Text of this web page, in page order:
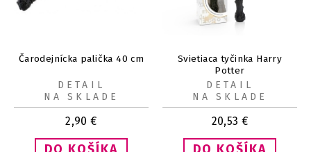
Čarodejnícka palička 40 cm
2,90 €
DETAIL
NA SKLADE
Svietiaca tyčinka Harry
Potter
20,53 €
DETAIL
NA SKLADE